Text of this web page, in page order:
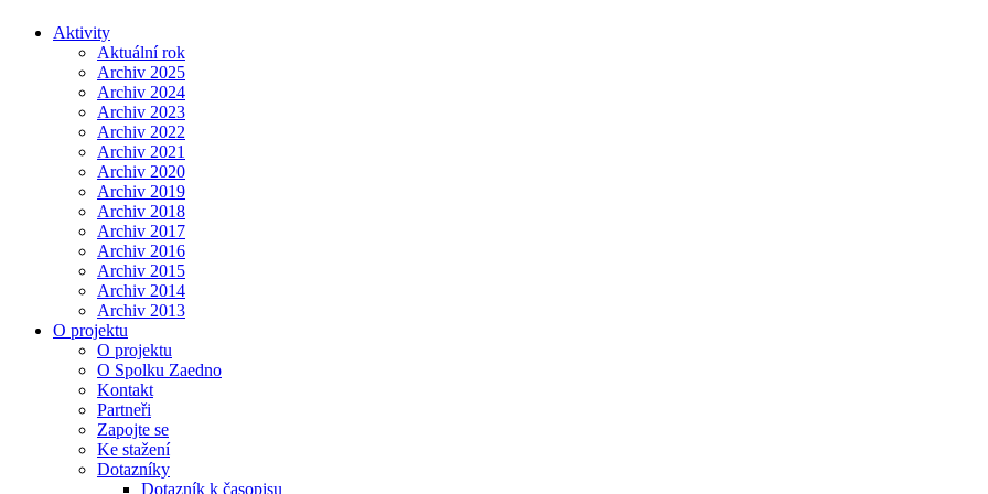
Aktivity
Aktuální rok
Archiv 2025
Archiv 2024
Archiv 2023
Archiv 2022
Archiv 2021
Archiv 2020
Archiv 2019
Archiv 2018
Archiv 2017
Archiv 2016
Archiv 2015
Archiv 2014
Archiv 2013
O projektu
O projektu
O Spolku Zaedno
Kontakt
Partneři
Zapojte se
Ke stažení
Dotazníky
Dotazník k časopisu